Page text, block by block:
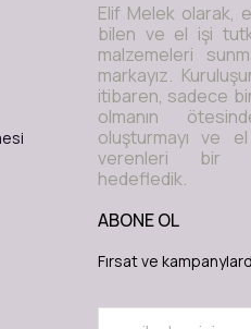
Elif Melek olarak,
bilen ve el işi
malzemeleri
markayız.
itibaren, sadece
olmanın
oluşturmayı ve
verenleri bir
hedefledik.
ABONE OL
Fırsat ve